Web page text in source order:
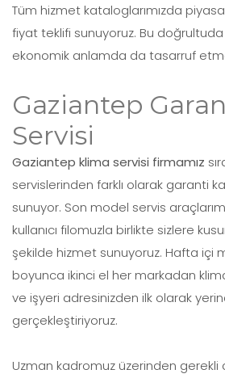
Tüm hizmet kataloglarımızda
fiyat teklifi sunuyoruz. Bu
ekonomik anlamda da tasarruf
Gaziantep
Servisi
Gaziantep klima servisi firmamız
servislerinden farklı olarak garanti
sunuyor. Son model servis
kullanıcı filomuzla birlikte sizlere
şekilde hizmet sunuyoruz. Hafta içi
boyunca ikinci el her markadan
ve işyeri adresinizden ilk olarak
gerçekleştiriyoruz.
Uzman kadromuz üzerinden